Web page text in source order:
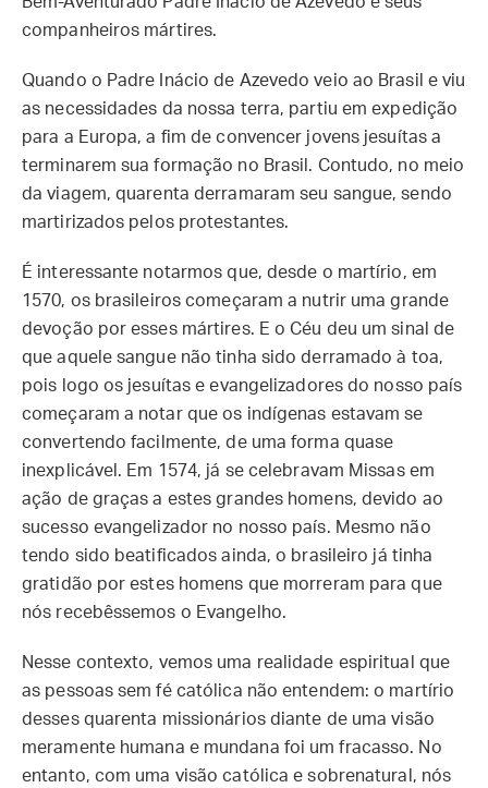
companheiros mártires.
Quando o Padre Inácio de Azevedo veio ao Brasil e viu
as necessidades da nossa terra, partiu em expedição
para a Europa, a fim de convencer jovens jesuítas a
terminarem sua formação no Brasil. Contudo, no meio
da viagem, quarenta derramaram seu sangue, sendo
martirizados pelos protestantes.
É interessante notarmos que, desde o martírio, em
1570, os brasileiros começaram a nutrir uma grande
devoção por esses mártires. E o Céu deu um sinal de
que aquele sangue não tinha sido derramado à toa,
pois logo os jesuítas e evangelizadores do nosso país
começaram a notar que os indígenas estavam se
convertendo facilmente, de uma forma quase
inexplicável. Em 1574, já se celebravam Missas em
ação de graças a estes grandes homens, devido ao
sucesso evangelizador no nosso país. Mesmo não
tendo sido beatificados ainda, o brasileiro já tinha
gratidão por estes homens que morreram para que
nós recebêssemos o Evangelho.
Nesse contexto, vemos uma realidade espiritual que
as pessoas sem fé católica não entendem: o martírio
desses quarenta missionários diante de uma visão
meramente humana e mundana foi um fracasso. No
entanto, com uma visão católica e sobrenatural, nós